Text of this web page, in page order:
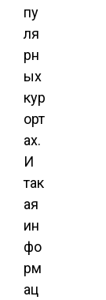
пу
ля
рн
ых
кур
орт
ах.
И
так
ая
ин
фо
рм
ац